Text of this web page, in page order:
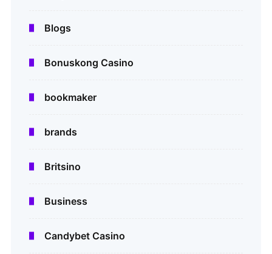
Blogs
Bonuskong Casino
bookmaker
brands
Britsino
Business
Candybet Casino